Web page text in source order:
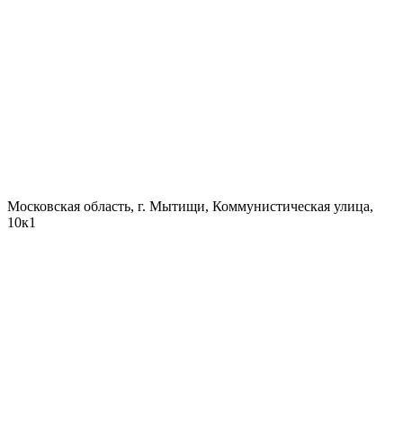
Московская область, г. Мытищи, Коммунистическая улица,
10к1